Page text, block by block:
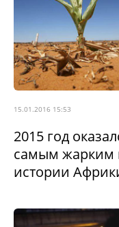
15.01.2016 15:53
2015 год
самым жарким
истории